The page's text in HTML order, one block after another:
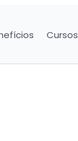
Cursos